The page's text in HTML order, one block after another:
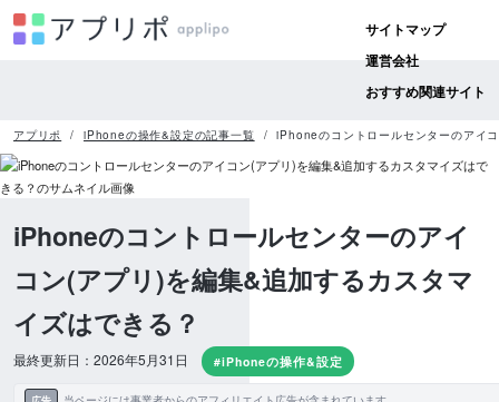
サイトマップ
運営会社
おすすめ関連サイト
アプリポ iPhoneの操作&設定の記事一覧 iPhoneのコントロールセンターのアイ
iPhoneのコントロールセンターのアイ
コン(アプリ)を編集&追加するカスタマ
イズはできる？
最終更新日：2026年5月31日 #iPhoneの操作&設定